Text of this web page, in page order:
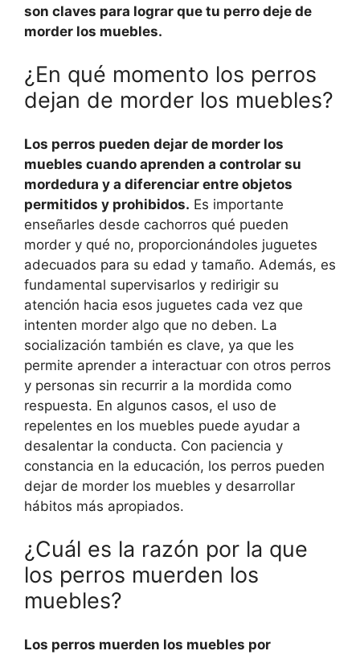
son claves para lograr que tu perro deje de
morder los muebles.
¿En qué momento los perros
dejan de morder los muebles?
Los perros pueden dejar de morder los
muebles cuando aprenden a controlar su
mordedura y a diferenciar entre objetos
permitidos y prohibidos. Es importante
enseñarles desde cachorros qué pueden
morder y qué no, proporcionándoles juguetes
adecuados para su edad y tamaño. Además, es
fundamental supervisarlos y redirigir su
atención hacia esos juguetes cada vez que
intenten morder algo que no deben. La
socialización también es clave, ya que les
permite aprender a interactuar con otros perros
y personas sin recurrir a la mordida como
respuesta. En algunos casos, el uso de
repelentes en los muebles puede ayudar a
desalentar la conducta. Con paciencia y
constancia en la educación, los perros pueden
dejar de morder los muebles y desarrollar
hábitos más apropiados.
¿Cuál es la razón por la que
los perros muerden los
muebles?
Los perros muerden los muebles por